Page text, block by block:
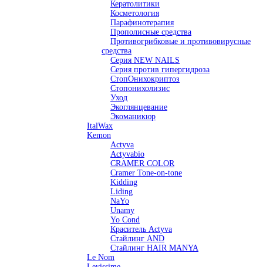
Кератолитики
Косметология
Парафинотерапия
Прополисные средства
Противогрибковые и противовирусные
средства
Серия NEW NAILS
Серия против гипергидроза
СтопОнихокриптоз
Стопонихолизис
Уход
Экоглянцевание
Экоманикюр
ItalWax
Kemon
Actyva
Actyvabio
CRAMER COLOR
Cramer Tone-on-tone
Kidding
Liding
NaYo
Unamy
Yo Cond
Краситель Actyva
Стайлинг AND
Стайлинг HAIR MANYA
Le Nom